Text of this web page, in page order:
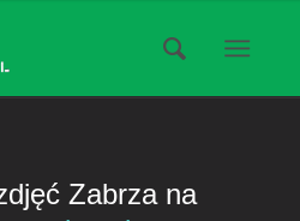
Zabrza na